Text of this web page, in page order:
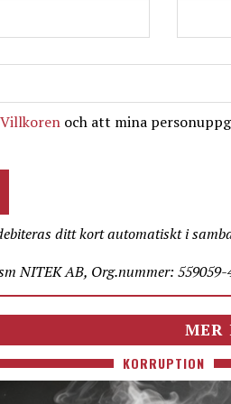
Villkoren och att mina
ditt kort automatiskt i
NITEK AB, Org.nummer: 559059-
MER
KORRUPTION